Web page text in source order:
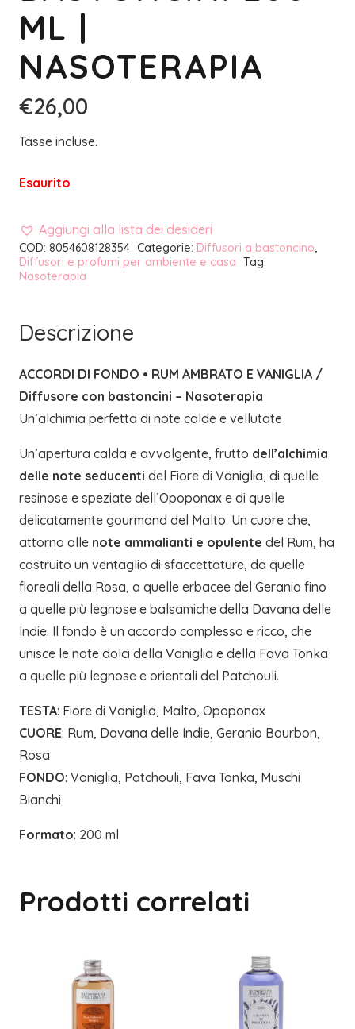
ML |
NASOTERAPIA
€26,00
Tasse incluse.
Esaurito
Aggiungi alla lista dei desideri
COD: 8054608128354 Categorie: Diffusori a bastoncino
Diffusori e profumi per ambiente e casa Tag:
Nasoterapia
Descrizione
ACCORDI DI FONDO • RUM AMBRATO E VANIGLIA /
Diffusore con bastoncini – Nasoterapia
Un’alchimia perfetta di note calde e vellutate
Un’apertura calda e avvolgente, frutto dell’alchimia
delle note seducenti del Fiore di Vaniglia, di quelle
resinose e speziate dell’Opoponax e di quelle
delicatamente gourmand del Malto. Un cuore che,
attorno alle note ammalianti e opulente del Rum, ha
costruito un ventaglio di sfaccettature, da quelle
floreali della Rosa, a quelle erbacee del Geranio fino
a quelle più legnose e balsamiche della Davana delle
Indie. Il fondo è un accordo complesso e ricco, che
unisce le note dolci della Vaniglia e della Fava Tonka
a quelle più legnose e orientali del Patchouli.
TESTA: Fiore di Vaniglia, Malto, Opoponax
CUORE: Rum, Davana delle Indie, Geranio Bourbon,
Rosa
FONDO: Vaniglia, Patchouli, Fava Tonka, Muschi
Bianchi
Formato: 200 ml
Prodotti correlati